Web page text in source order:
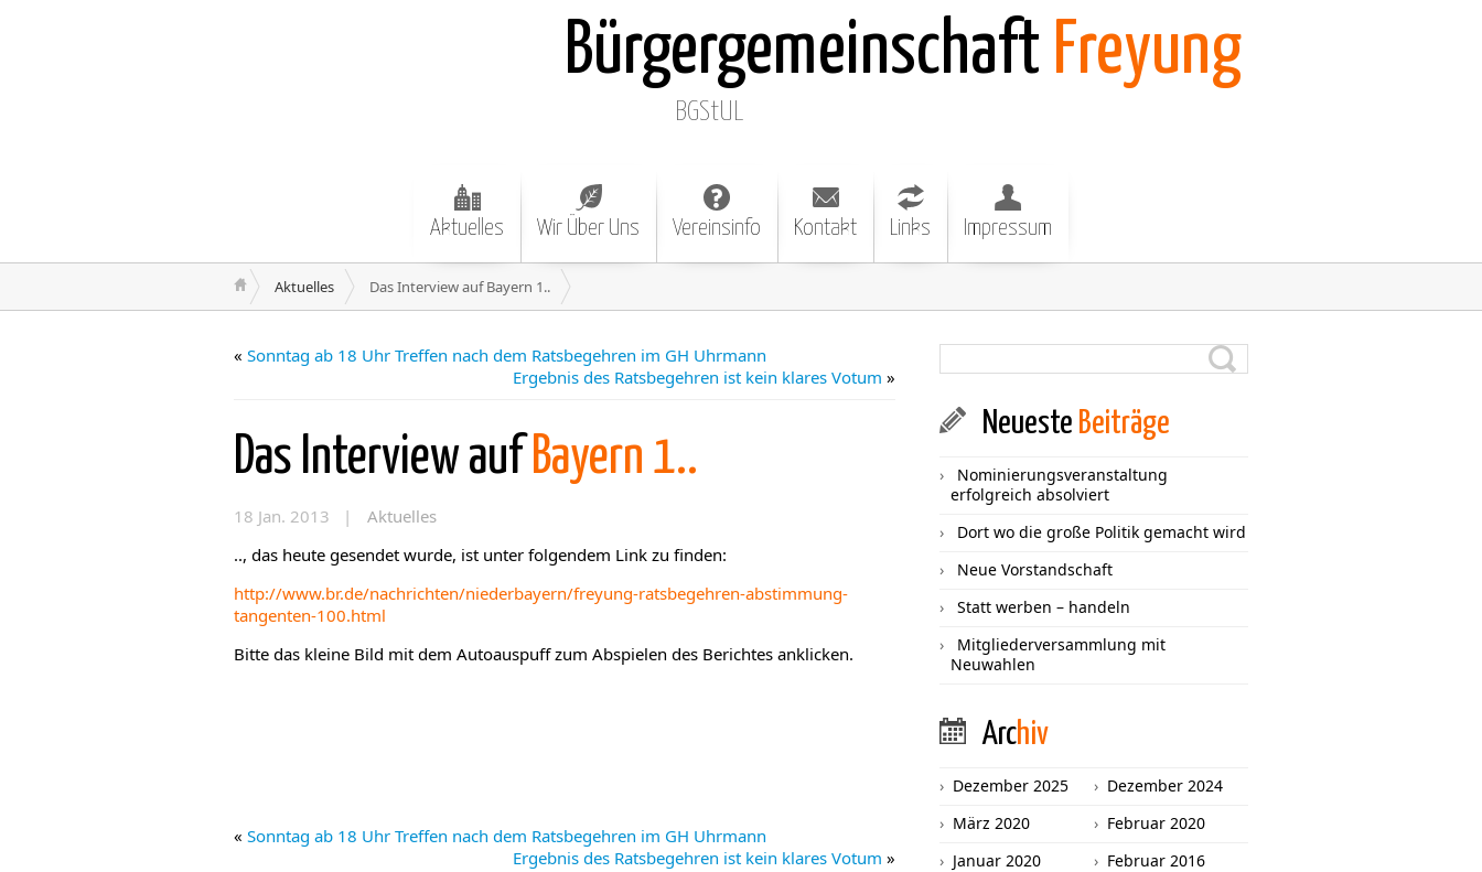
Bürgergemeinschaft Freyung
BGStUL
Aktuelles Wir Über Uns Vereinsinfo Kontakt Links Impressum
Aktuelles Das Interview auf Bayern 1..
« Sonntag ab 18 Uhr Treffen nach dem Ratsbegehren im GH Uhrmann
Ergebnis des Ratsbegehren ist kein klares Votum »
Das Interview auf Bayern 1..
18 Jan. 2013 |
Aktuelles
.., das heute gesendet wurde, ist unter folgendem Link zu finden:
http://www.br.de/nachrichten/niederbayern/freyung-ratsbegehren-abstimmung-
tangenten-100.html
Bitte das kleine Bild mit dem Autoauspuff zum Abspielen des Berichtes anklicken.
« Sonntag ab 18 Uhr Treffen nach dem Ratsbegehren im GH Uhrmann
Ergebnis des Ratsbegehren ist kein klares Votum »
Neueste Beiträge
Nominierungsveranstaltung
erfolgreich absolviert
Dort wo die große Politik gemacht wird
Neue Vorstandschaft
Statt werben – handeln
Mitgliederversammlung mit
Neuwahlen
Archiv
Dezember 2025
Dezember 2024
März 2020
Februar 2020
Januar 2020
Februar 2016